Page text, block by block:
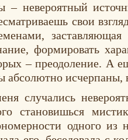
– невероятный
свои
формировать
– преодоление. А
абсолютно исчерпаны,
случались
становишься
одного из